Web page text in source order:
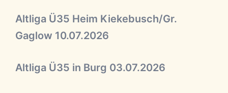
Altliga Ü35 Heim Kiekebusch/Gr.
Gaglow 10.07.2026
Altliga Ü35 in Burg 03.07.2026